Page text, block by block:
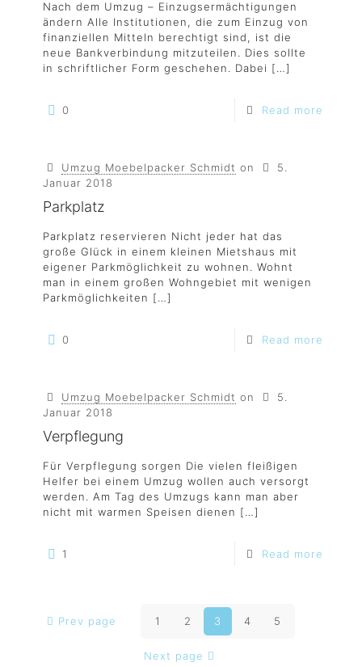
Nach dem Umzug – Einzugsermächtigungen
ändern Alle Institutionen, die zum Einzug von
finanziellen Mitteln berechtigt sind, ist die
neue Bankverbindung mitzuteilen. Dies sollte
in schriftlicher Form geschehen. Dabei […]
0 Read more
Umzug Moebelpacker Schmidt on
5.
Januar 2018
Parkplatz
Parkplatz reservieren Nicht jeder hat das
große Glück in einem kleinen Mietshaus mit
eigener Parkmöglichkeit zu wohnen. Wohnt
man in einem großen Wohngebiet mit wenigen
Parkmöglichkeiten […]
0 Read more
Umzug Moebelpacker Schmidt on
5.
Januar 2018
Verpflegung
Für Verpflegung sorgen Die vielen fleißigen
Helfer bei einem Umzug wollen auch versorgt
werden. Am Tag des Umzugs kann man aber
nicht mit warmen Speisen dienen […]
1 Read more
Prev page 1 2 3 4 5
Next page